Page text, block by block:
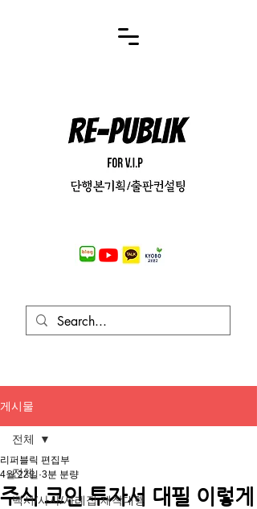
게시물
전체
백서/사사/사례집 제작대행
전체
주식 코인 투자서 대필 이렇게
리퍼블릭 편집부
4월 22일 3분 분량